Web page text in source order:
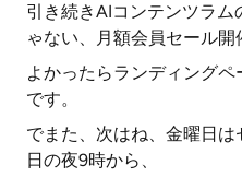
引き続きAIコンテンツラ
ゃない、月額会員セール開
よかったらランディング
です。
でまた、次はね、金曜日
日の夜9時から、